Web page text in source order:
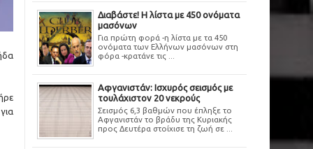
Διαβάστε! Η λίστα με 450 ονόματα
μασόνων
Για πρώτη φορά -η λίστα με τα 450
ονόματα των Ελλήνων μασόνων στη
φόρα -κρατάνε τις ...
Αφγανιστάν: Ισχυρός σεισμός με
τουλάχιστον 20 νεκρούς
Σεισμός 6,3 βαθμών που έπληξε το
Αφγανιστάν το βράδυ της Κυριακής
προς Δευτέρα στοίχισε τη ζωή σε ...